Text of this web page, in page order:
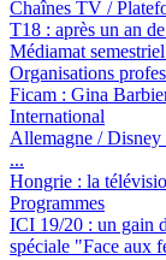
Chaînes TV /
T18 : après un an
Médiamat
Organisations
Ficam : Gina
International
Allemagne / Disney
...
Hongrie : la
Programmes
ICI 19/20 : un gain
spéciale "Face aux